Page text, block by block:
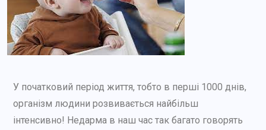
У початковий період життя, тобто в перші 1000 днів,
організм людини розвивається найбільш
інтенсивно! Недарма в наш час так багато говорять